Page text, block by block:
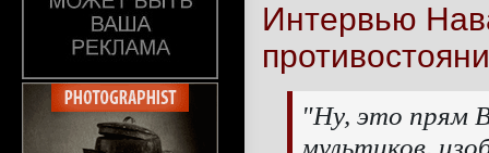
Интервью
"Ну, это прям